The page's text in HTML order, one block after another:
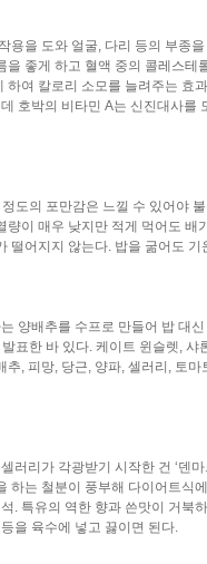
용을 도와 얼굴, 다리 등의 부종
을 좋게 하고 혈액 중의 콜레스테
하여 칼로리 소모를 늘려주는 효
호박의 비타민 A는 신진대사를
도의 포만감은 느낄 수 있어야
이 매우 낮지만 적게 먹어도 배
떨어지지 않는다. 밥을 굶어도
양배추를 수프로 만들어 밥 대
표한 바 있다. 케이트 윈슬렛, 샤
추, 피망, 당근, 양파, 셀러리, 토
러리가 각광받기 시작한 건 ‘덴
하는 철분이 풍부해 다이어트식
. 특유의 역한 향과 쓴맛이 거북
을 육수에 넣고 끓이면 된다.